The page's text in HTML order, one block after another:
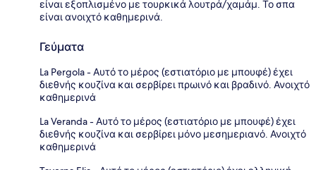
είναι εξοπλισμένο με τουρκικά λουτρά/χαμάμ. Το σπα
είναι ανοιχτό καθημερινά.
Γεύματα
La Pergola - Αυτό το μέρος (εστιατόριο με μπουφέ) έχει
διεθνής κουζίνα και σερβίρει πρωινό και βραδινό. Ανοιχτό
καθημερινά
La Veranda - Αυτό το μέρος (εστιατόριο με μπουφέ) έχει
διεθνής κουζίνα και σερβίρει μόνο μεσημεριανό. Ανοιχτό
καθημερινά